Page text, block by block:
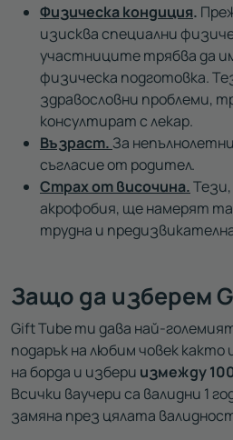
Физическа кондиция.
изисква специални
участниците трябва да
физическа подготовка.
здравословни проблеми,
консултират с лекар.
Възраст. За
съгласие от родител.
Страх от височина.
акрофобия, ще намерят
трудна и
Защо да изберем
Gift Tube ти дава най-
подарък на любим човек както
на борда и избери измежду
Всички ваучери са валидни 1
замяна през цялата